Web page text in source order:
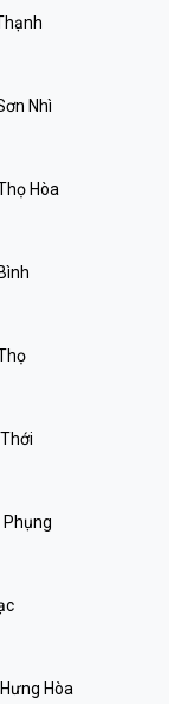
Nhì
Hòa
Hòa